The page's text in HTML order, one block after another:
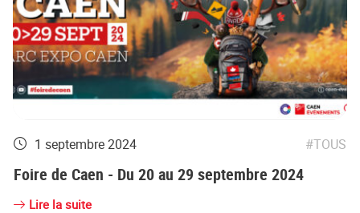
1 septembre 2024 TOUS
Foire de Caen - Du 20 au 29 septembre 2024
Lire la suite